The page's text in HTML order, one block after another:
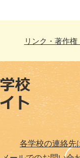
リンク・著作
各学校の連絡先